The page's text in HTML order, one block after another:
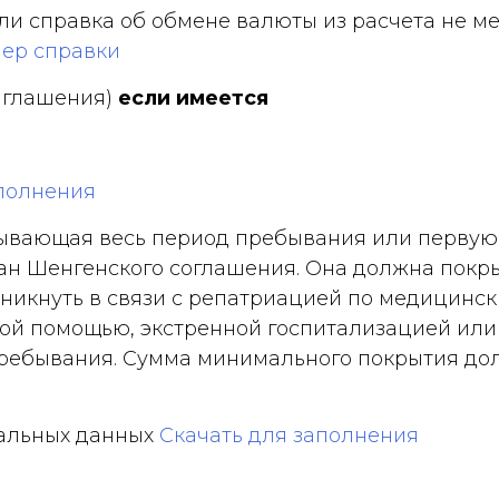
справка об обмене валюты из расчета не
справки
если имеется
весь период пребывания или первую
Шенгенского соглашения. Она должна
в связи с репатриацией по
помощью, экстренной госпитализацией или
Сумма минимального покрытия
данных Скачать для заполнения